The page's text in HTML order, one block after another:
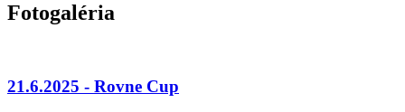
Fotogaléria
21.6.2025 - Rovne Cup